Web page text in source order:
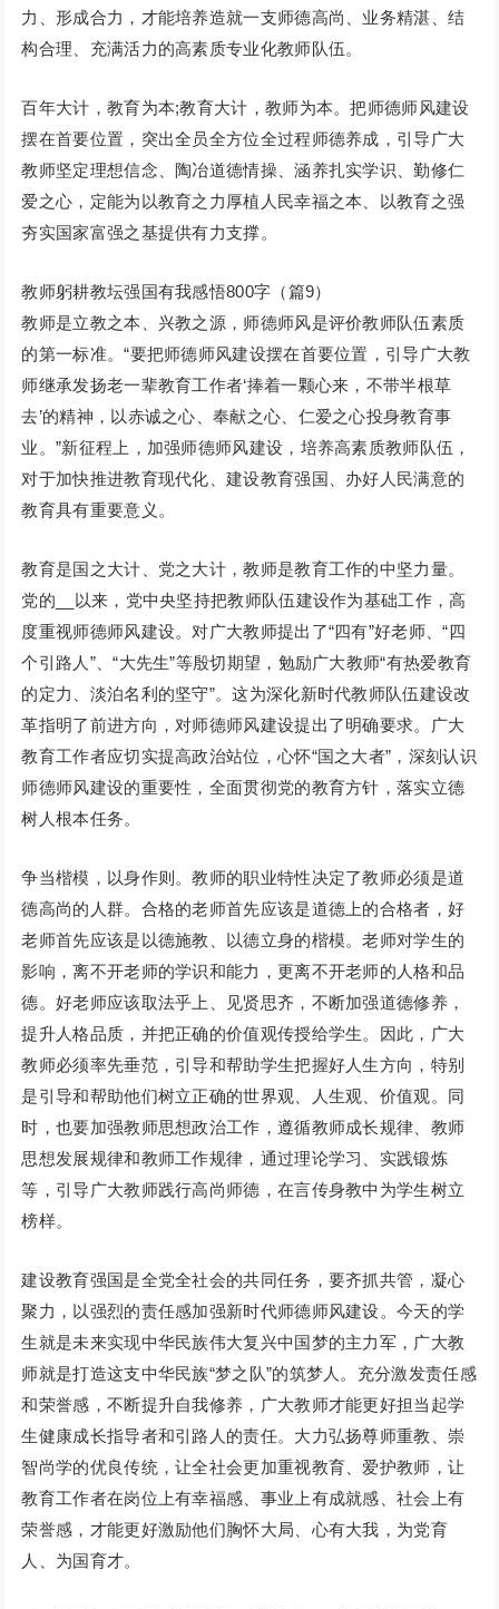
力、形成合力，才能培养造就一支师德高尚、业务精湛、结
构合理、充满活力的高素质专业化教师队伍。
百年大计，教育为本;教育大计，教师为本。把师德师风建设
摆在首要位置，突出全员全方位全过程师德养成，引导广大
教师坚定理想信念、陶冶道德情操、涵养扎实学识、勤修仁
爱之心，定能为以教育之力厚植人民幸福之本、以教育之强
夯实国家富强之基提供有力支撑。
教师躬耕教坛强国有我感悟800字（篇9）
教师是立教之本、兴教之源，师德师风是评价教师队伍素质
的第一标准。“要把师德师风建设摆在首要位置，引导广大教
师继承发扬老一辈教育工作者‘捧着一颗心来，不带半根草
去’的精神，以赤诚之心、奉献之心、仁爱之心投身教育事
业。”新征程上，加强师德师风建设，培养高素质教师队伍，
对于加快推进教育现代化、建设教育强国、办好人民满意的
教育具有重要意义。
教育是国之大计、党之大计，教师是教育工作的中坚力量。
党的__以来，党中央坚持把教师队伍建设作为基础工作，高
度重视师德师风建设。对广大教师提出了“四有”好老师、“四
个引路人”、“大先生”等殷切期望，勉励广大教师“有热爱教育
的定力、淡泊名利的坚守”。这为深化新时代教师队伍建设改
革指明了前进方向，对师德师风建设提出了明确要求。广大
教育工作者应切实提高政治站位，心怀“国之大者”，深刻认识
师德师风建设的重要性，全面贯彻党的教育方针，落实立德
树人根本任务。
争当楷模，以身作则。教师的职业特性决定了教师必须是道
德高尚的人群。合格的老师首先应该是道德上的合格者，好
老师首先应该是以德施教、以德立身的楷模。老师对学生的
影响，离不开老师的学识和能力，更离不开老师的人格和品
德。好老师应该取法乎上、见贤思齐，不断加强道德修养，
提升人格品质，并把正确的价值观传授给学生。因此，广大
教师必须率先垂范，引导和帮助学生把握好人生方向，特别
是引导和帮助他们树立正确的世界观、人生观、价值观。同
时，也要加强教师思想政治工作，遵循教师成长规律、教师
思想发展规律和教师工作规律，通过理论学习、实践锻炼
等，引导广大教师践行高尚师德，在言传身教中为学生树立
榜样。
建设教育强国是全党全社会的共同任务，要齐抓共管，凝心
聚力，以强烈的责任感加强新时代师德师风建设。今天的学
生就是未来实现中华民族伟大复兴中国梦的主力军，广大教
师就是打造这支中华民族“梦之队”的筑梦人。充分激发责任感
和荣誉感，不断提升自我修养，广大教师才能更好担当起学
生健康成长指导者和引路人的责任。大力弘扬尊师重教、崇
智尚学的优良传统，让全社会更加重视教育、爱护教师，让
教育工作者在岗位上有幸福感、事业上有成就感、社会上有
荣誉感，才能更好激励他们胸怀大局、心有大我，为党育
人、为国育才。